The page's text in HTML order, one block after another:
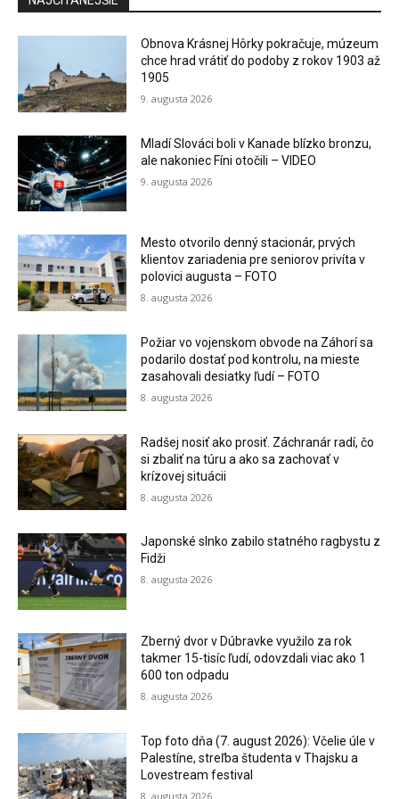
Obnova Krásnej Hôrky pokračuje, múzeum
chce hrad vrátiť do podoby z rokov 1903 až
1905
9. augusta 2026
Mladí Slováci boli v Kanade blízko bronzu,
ale nakoniec Fíni otočili – VIDEO
9. augusta 2026
Mesto otvorilo denný stacionár, prvých
klientov zariadenia pre seniorov privíta v
polovici augusta – FOTO
8. augusta 2026
Požiar vo vojenskom obvode na Záhorí sa
podarilo dostať pod kontrolu, na mieste
zasahovali desiatky ľudí – FOTO
8. augusta 2026
Radšej nosiť ako prosiť. Záchranár radí, čo
si zbaliť na túru a ako sa zachovať v
krízovej situácii
8. augusta 2026
Japonské slnko zabilo statného ragbystu z
Fidži
8. augusta 2026
Zberný dvor v Dúbravke využilo za rok
takmer 15-tisíc ľudí, odovzdali viac ako 1
600 ton odpadu
8. augusta 2026
Top foto dňa (7. august 2026): Včelie úle v
Palestíne, streľba študenta v Thajsku a
Lovestream festival
8. augusta 2026